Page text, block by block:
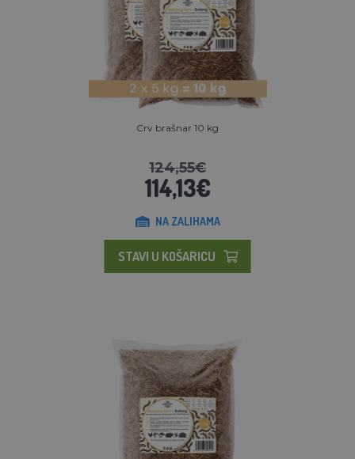
Crv brašnar 10 kg
124,55€
114,13€
NA ZALIHAMA
STAVI U KOŠARICU